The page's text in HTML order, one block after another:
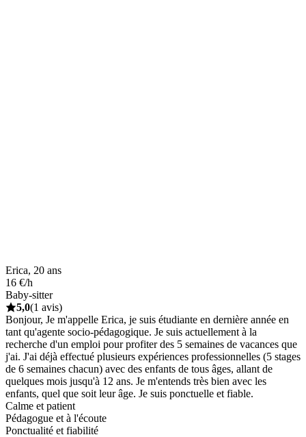
Erica, 20 ans
16 €/h
Baby-sitter
5,0(1 avis)
Bonjour, Je m'appelle Erica, je suis étudiante en dernière année en
tant qu'agente socio-pédagogique. Je suis actuellement à la
recherche d'un emploi pour profiter des 5 semaines de vacances que
j'ai. J'ai déjà effectué plusieurs expériences professionnelles (5 stages
de 6 semaines chacun) avec des enfants de tous âges, allant de
quelques mois jusqu'à 12 ans. Je m'entends très bien avec les
enfants, quel que soit leur âge. Je suis ponctuelle et fiable.
Calme et patient
Pédagogue et à l'écoute
Ponctualité et fiabilité